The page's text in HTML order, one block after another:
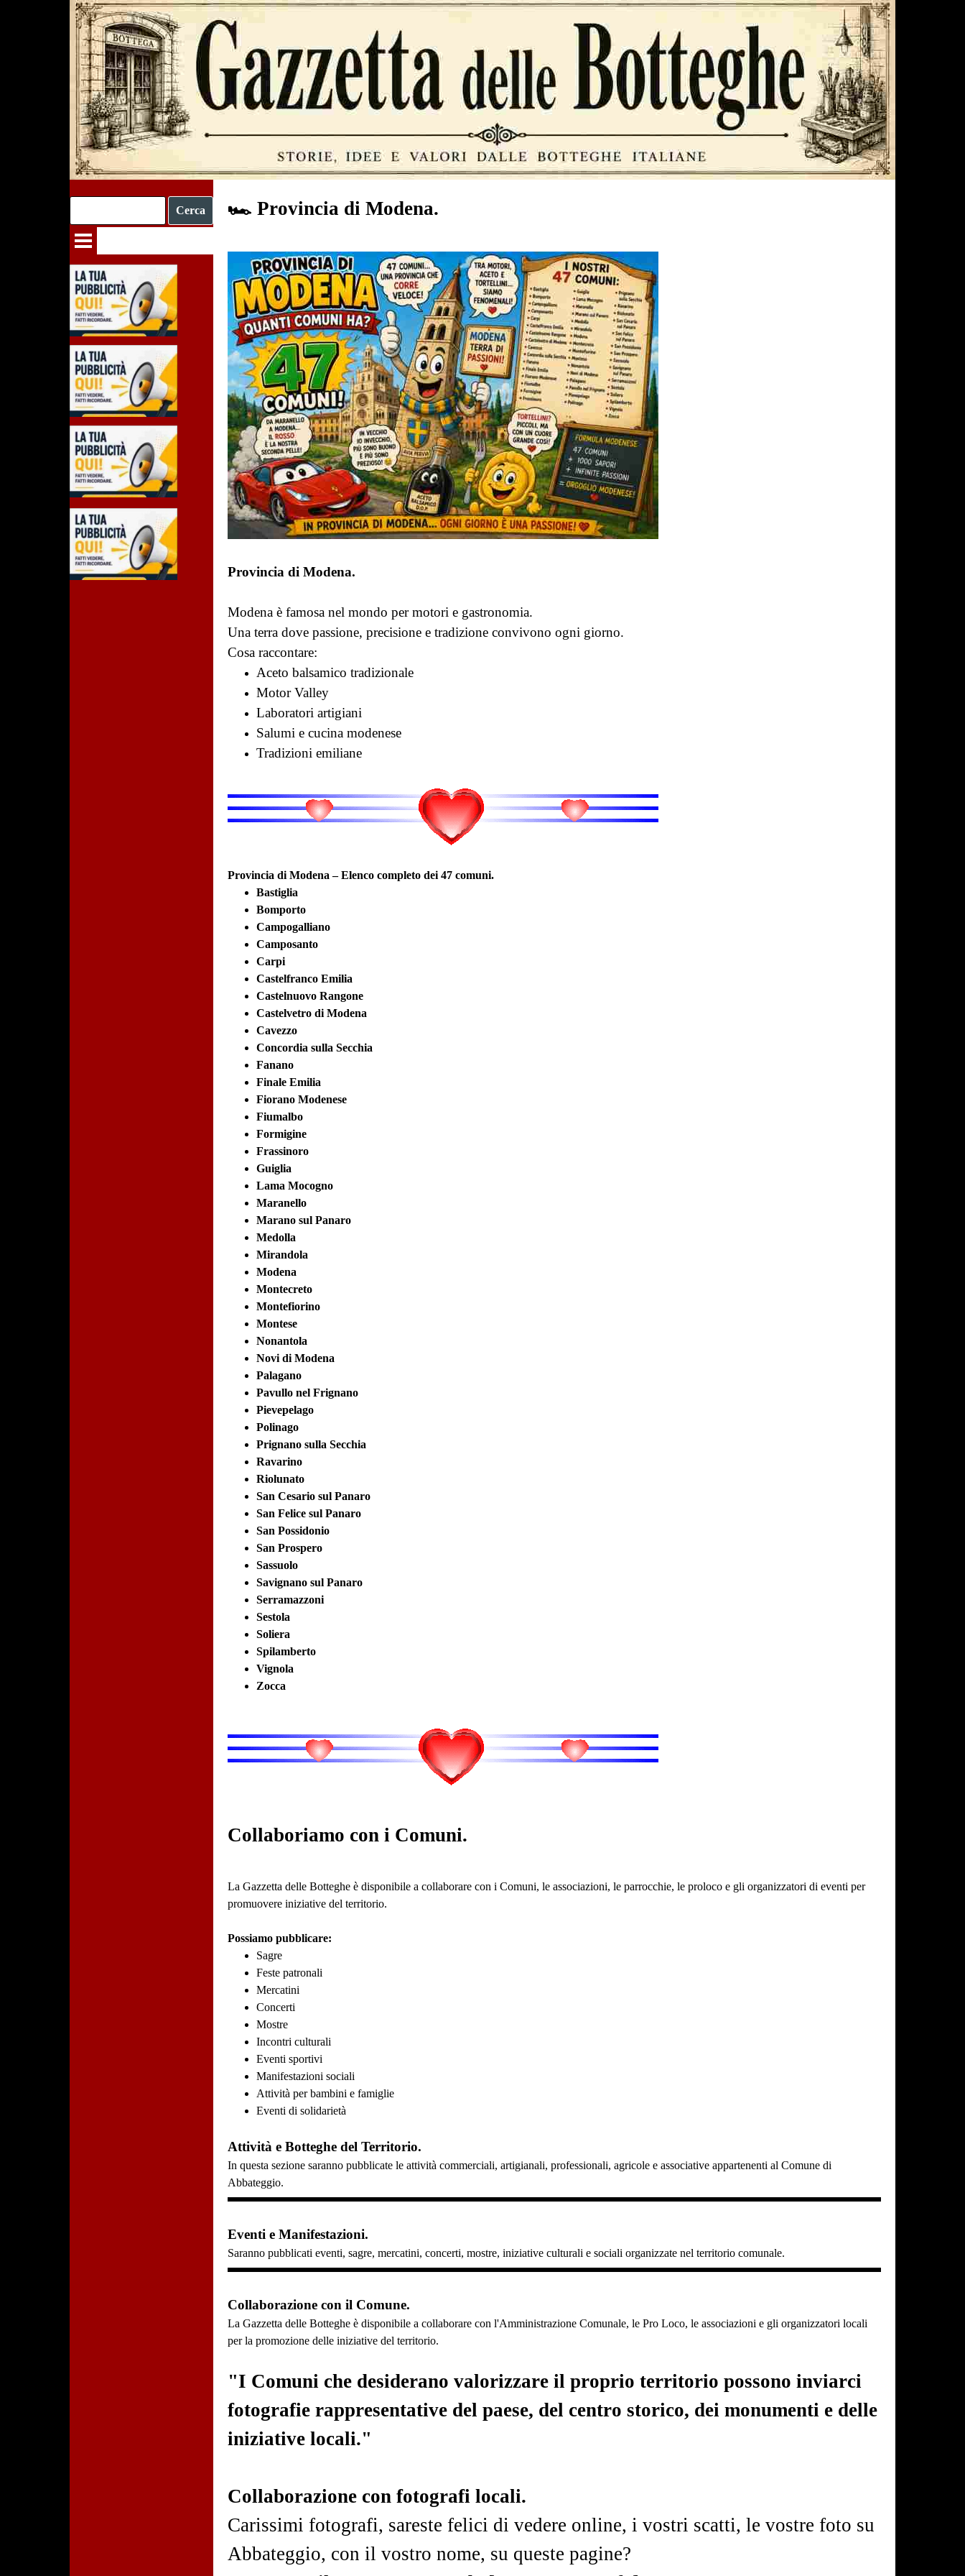
Cerca
🏎 Provincia di Modena.
Provincia di Modena.
Modena è famosa nel mondo per motori e gastronomia.
Una terra dove passione, precisione e tradizione convivono ogni giorno.
Cosa raccontare:
Aceto balsamico tradizionale
Motor Valley
Laboratori artigiani
Salumi e cucina modenese
Tradizioni emiliane
Provincia di Modena – Elenco completo dei 47 comuni.
Bastiglia
Bomporto
Campogalliano
Camposanto
Carpi
Castelfranco Emilia
Castelnuovo Rangone
Castelvetro di Modena
Cavezzo
Concordia sulla Secchia
Fanano
Finale Emilia
Fiorano Modenese
Fiumalbo
Formigine
Frassinoro
Guiglia
Lama Mocogno
Maranello
Marano sul Panaro
Medolla
Mirandola
Modena
Montecreto
Montefiorino
Montese
Nonantola
Novi di Modena
Palagano
Pavullo nel Frignano
Pievepelago
Polinago
Prignano sulla Secchia
Ravarino
Riolunato
San Cesario sul Panaro
San Felice sul Panaro
San Possidonio
San Prospero
Sassuolo
Savignano sul Panaro
Serramazzoni
Sestola
Soliera
Spilamberto
Vignola
Zocca
Collaboriamo con i Comuni.
La Gazzetta delle Botteghe è disponibile a collaborare con i Comuni, le associazioni, le parrocchie, le proloco e gli organizzatori di eventi per
promuovere iniziative del territorio.
Possiamo pubblicare:
Sagre
Feste patronali
Mercatini
Concerti
Mostre
Incontri culturali
Eventi sportivi
Manifestazioni sociali
Attività per bambini e famiglie
Eventi di solidarietà
Attività e Botteghe del Territorio.
In questa sezione saranno pubblicate le attività commerciali, artigianali, professionali, agricole e associative appartenenti al Comune di
Abbateggio.
Eventi e Manifestazioni.
Saranno pubblicati eventi, sagre, mercatini, concerti, mostre, iniziative culturali e sociali organizzate nel territorio comunale.
Collaborazione con il Comune.
La Gazzetta delle Botteghe è disponibile a collaborare con l'Amministrazione Comunale, le Pro Loco, le associazioni e gli organizzatori locali
per la promozione delle iniziative del territorio.
"I Comuni che desiderano valorizzare il proprio territorio possono inviarci
fotografie rappresentative del paese, del centro storico, dei monumenti e delle
iniziative locali."
Collaborazione con fotografi locali.
Carissimi fotografi, sareste felici di vedere online, i vostri scatti, le vostre foto su
Abbateggio, con il vostro nome, su queste pagine?